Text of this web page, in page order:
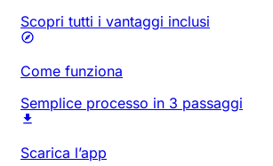
Scopri tutti i vantaggi inclusi
Come funziona
Semplice processo in 3 passaggi
Scarica l’app